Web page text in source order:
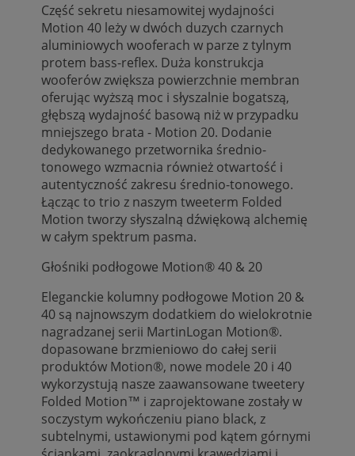
Część sekretu niesamowitej wydajności
Motion 40 leży w dwóch duzych czarnych
aluminiowych wooferach w parze z tylnym
protem bass-reflex. Duża konstrukcja
wooferów zwiększa powierzchnie membran
oferując wyższą moc i słyszalnie bogatszą,
głębszą wydajność basową niż w przypadku
mniejszego brata - Motion 20. Dodanie
dedykowanego przetwornika średnio-
tonowego wzmacnia również otwartość i
autentyczność zakresu średnio-tonowego.
Łącząc to trio z naszym tweeterm Folded
Motion tworzy słyszalną dźwiękową alchemię
w całym spektrum pasma.
Głośniki podłogowe Motion® 40 & 20
Eleganckie kolumny podłogowe Motion 20 &
40 są najnowszym dodatkiem do wielokrotnie
nagradzanej serii MartinLogan Motion®.
dopasowane brzmieniowo do całej serii
produktów Motion®, nowe modele 20 i 40
wykorzystują nasze zaawansowane tweetery
Folded Motion™ i zaprojektowane zostały w
soczystym wykończeniu piano black, z
subtelnymi, ustawionymi pod kątem górnymi